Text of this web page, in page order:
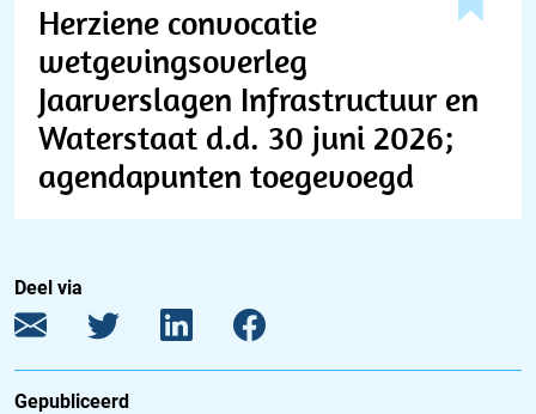
Herziene convocatie
wetgevingsoverleg
Jaarverslagen Infrastructuur en
Waterstaat d.d. 30 juni 2026;
agendapunten toegevoegd
Deel via
Gepubliceerd